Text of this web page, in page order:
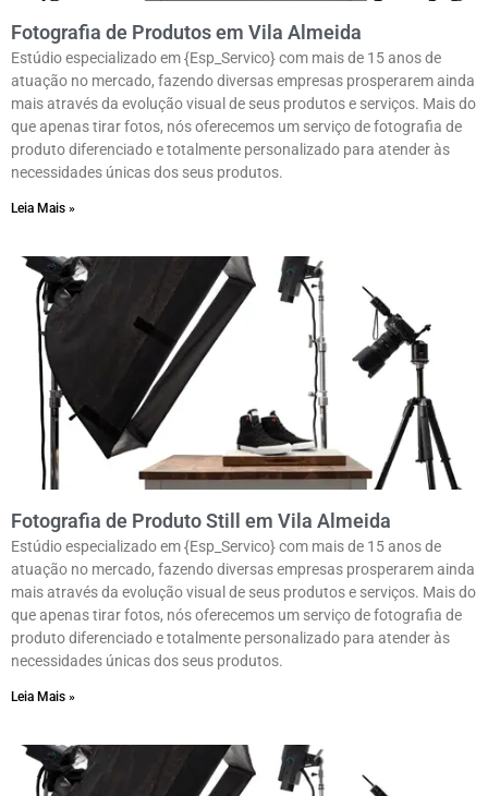
Fotografia de Produtos em Vila Almeida
Estúdio especializado em {Esp_Servico} com mais de 15 anos de
atuação no mercado, fazendo diversas empresas prosperarem ainda
mais através da evolução visual de seus produtos e serviços. Mais do
que apenas tirar fotos, nós oferecemos um serviço de fotografia de
produto diferenciado e totalmente personalizado para atender às
necessidades únicas dos seus produtos.
Leia Mais »
Fotografia de Produto Still em Vila Almeida
Estúdio especializado em {Esp_Servico} com mais de 15 anos de
atuação no mercado, fazendo diversas empresas prosperarem ainda
mais através da evolução visual de seus produtos e serviços. Mais do
que apenas tirar fotos, nós oferecemos um serviço de fotografia de
produto diferenciado e totalmente personalizado para atender às
necessidades únicas dos seus produtos.
Leia Mais »